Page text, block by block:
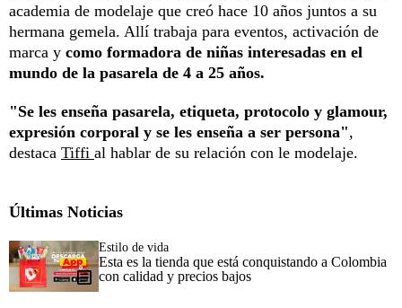
academia de modelaje que creó hace 10 años juntos a su
hermana gemela. Allí trabaja para eventos, activación de
marca y como formadora de niñas interesadas en el
mundo de la pasarela de 4 a 25 años.
"Se les enseña pasarela, etiqueta, protocolo y glamour,
expresión corporal y se les enseña a ser persona",
destaca Tiffi al hablar de su relación con le modelaje.
Últimas Noticias
Estilo de vida
Esta es la tienda que está conquistando a Colombia
con calidad y precios bajos